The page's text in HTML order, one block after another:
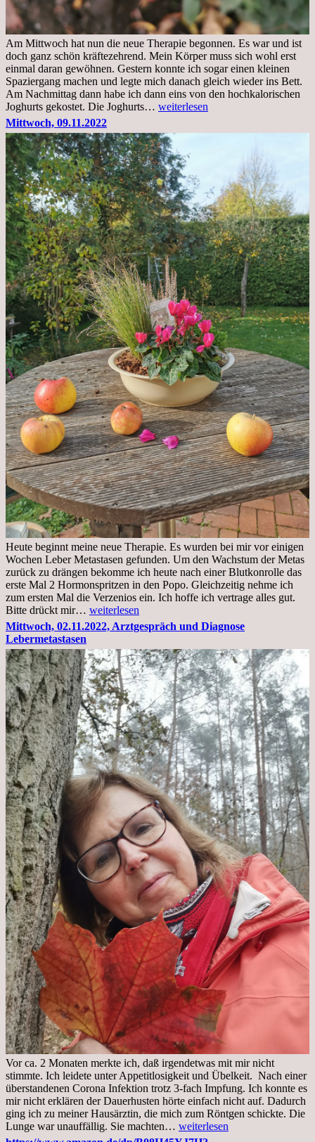
Am Mittwoch hat nun die neue Therapie begonnen. Es war und ist
doch ganz schön kräftezehrend. Mein Körper muss sich wohl erst
einmal daran gewöhnen. Gestern konnte ich sogar einen kleinen
Spaziergang machen und legte mich danach gleich wieder ins Bett.
Am Nachmittag dann habe ich dann eins von den hochkalorischen
Joghurts gekostet. Die Joghurts… Freitag,
Therapie
Beginn
gut
überstanden
weiterlesen
Mittwoch, 09.11.2022
Heute beginnt meine neue Therapie. Es wurden bei mir vor einigen
Wochen Leber Metastasen gefunden. Um den Wachstum der Metas
zurück zu drängen bekomme ich heute nach einer Blutkonrolle das
erste Mal 2 Hormonspritzen in den Popo. Gleichzeitig nehme ich
zum ersten Mal die Verzenios ein. Ich hoffe ich vertrage alles gut.
Bitte drückt mir… Mittwoch,
09.11.2022
weiterlesen
Mittwoch, 02.11.2022, Arztgespräch und Diagnose
Lebermetastasen
Vor ca. 2 Monaten merkte ich, daß irgendetwas mit mir nicht
stimmte. Ich leidete unter Appetitlosigkeit und Übelkeit. Nach einer
überstandenen Corona Infektion trotz 3-fach Impfung. Ich konnte es
mir nicht erklären der Dauerhusten hörte einfach nicht auf. Dadurch
ging ich zu meiner Hausärztin, die mich zum Röntgen schickte. Die
Lunge war unauffällig. Sie machten… Mittwoch,
02.11.2022,
weiterlesen